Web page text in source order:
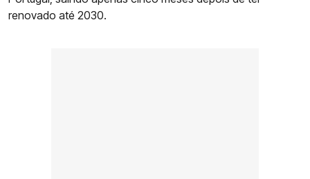
renovado até 2030.